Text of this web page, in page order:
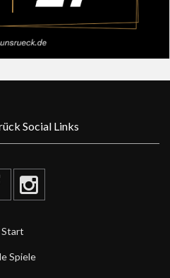
Social Links
Start
Spiele